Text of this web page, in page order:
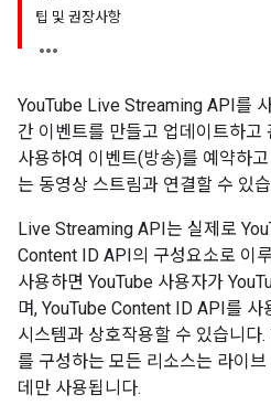
팁 및 권장사항
YouTube Live Streaming API를
간 이벤트를 만들고 업데이트하고
사용하여 이벤트(방송)를 예약하
는 동영상 스트림과 연결할 수 있
Live Streaming API는 실제로
Content ID API의 구성요소로 이
사용하면 YouTube 사용자가
며, YouTube Content ID API를 사
시스템과 상호작용할 수 있습니
를 구성하는 모든 리소스는 라이
데만 사용됩니다.